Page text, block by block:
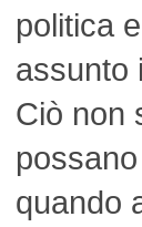
politica
assunto
Ciò non
quando